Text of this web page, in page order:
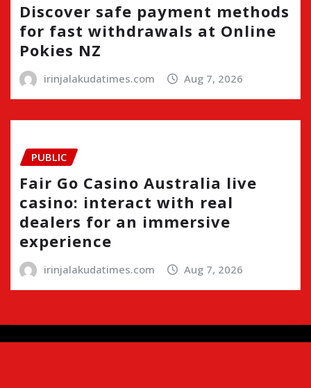
Discover safe payment methods
for fast withdrawals at Online
Pokies NZ
irinjalakudatimes.com Aug 7, 2026
PUBLIC
Fair Go Casino Australia live
casino: interact with real
dealers for an immersive
experience
irinjalakudatimes.com Aug 7, 2026